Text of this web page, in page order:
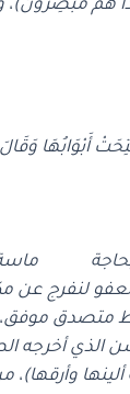
مُّبْصِرُونَ)،
أَبْوَابُهَا
ماسة
لنفرج عن
متصدق
أخرجه
ألينها